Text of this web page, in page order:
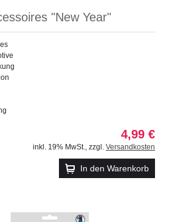
"New Year"
4,99 €
inkl. 19% MwSt. zzgl. Versandkosten
In den Warenkorb